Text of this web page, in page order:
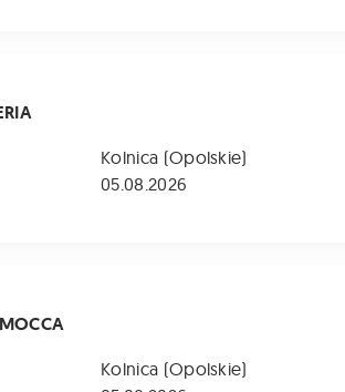
Kolnica (Opolskie)
05.08.2026
Kolnica (Opolskie)